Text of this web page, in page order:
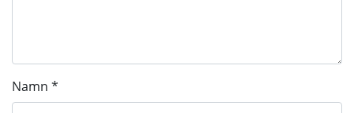
Namn *